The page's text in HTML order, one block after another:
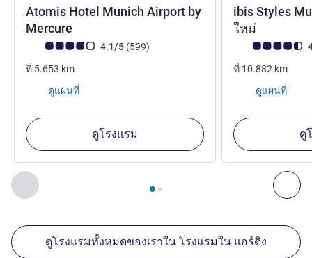
ก่อนหน้า - สถานประกอบการอื่นของเราที่อยู่ใกล้เคียง ถั
หน้า1 , สถานประกอบการอื่นของเราที่อยู่ใกล้เคียง 1 :,
Atomis Hotel Munich Airport by
Mercure
คะแนนความคิดเห็นจากแขก (เรทติ้งบน ALL)
4.1/5 (599รีวิว รายการ
)
ที่ 5.653 km
ดูแผนที่
ดูโรงแรม
ibis Styles
ใหม่
คะแนนความคิดเ
ที่ 10.882 km
ดูแผนที่
ดู
ดูโรงแรมทั้งหมดของเราใน โรงแรมใน แอร์ดิง